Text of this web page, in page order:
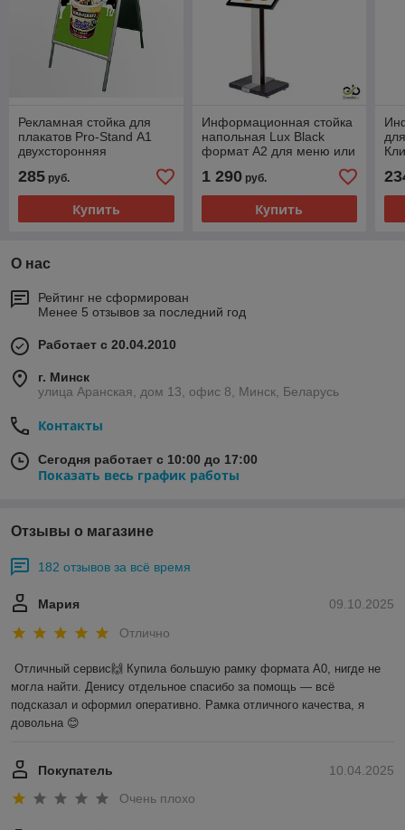
Рекламная стойка для
плакатов Pro-Stand А1
двухсторонняя
285 руб.
Купить
Информационная стойка
напольная Lux Black
формат А2 для меню или
(металл,пластик, дерево)
1 290руб.
Купить
О нас
Рейтинг не сформирован
Менее 5 отзывов за последний год
Работает с 20.04.2010
г. Минск
улица Аранская, дом 13, офис 8, Минск, Беларусь
Контакты
Сегодня работает с 10:00 до 17:00
Показать весь график работы
Отзывы о магазине
182 отзывов за всё время
09.10.2025
Мария
Отлично
Отличный сервис🙌 Купила большую рамку формата А0, нигде не
могла найти. Денису отдельное спасибо за помощь — всё
подсказал и оформил оперативно. Рамка отличного качества, я
довольна 😊
10.04.2025
Покупатель
Очень плохо